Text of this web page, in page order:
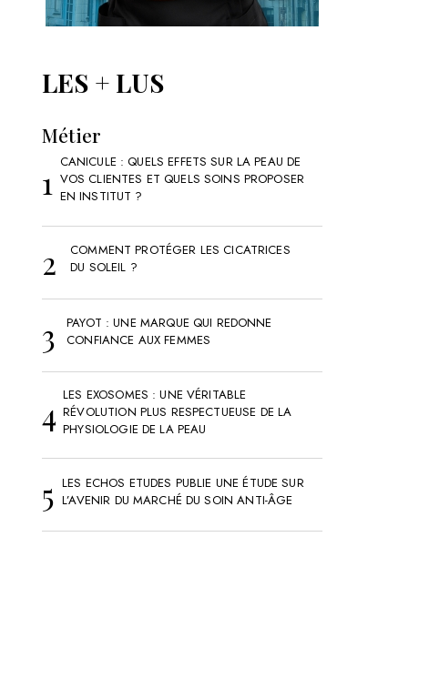
LES + LUS
Métier
CANICULE : QUELS EFFETS SUR LA PEAU DE
VOS CLIENTES ET QUELS SOINS PROPOSER
EN INSTITUT ?
COMMENT PROTÉGER LES CICATRICES
DU SOLEIL ?
PAYOT : UNE MARQUE QUI REDONNE
CONFIANCE AUX FEMMES
LES EXOSOMES : UNE VÉRITABLE
RÉVOLUTION PLUS RESPECTUEUSE DE LA
PHYSIOLOGIE DE LA PEAU
LES ECHOS ETUDES PUBLIE UNE ÉTUDE SUR
L’AVENIR DU MARCHÉ DU SOIN ANTI-ÂGE